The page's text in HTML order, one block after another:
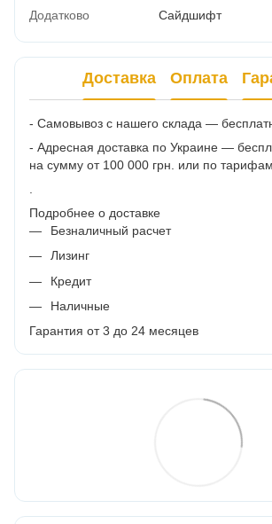
Додатково
Сайдшифт
Доставка Оплата
- Самовывоз с нашего склада —
- Адресная доставка по Украине —
на сумму от 100 000 грн. или по тарифам
Подробнее о доставке
Безналичный расчет
Лизинг
Кредит
Наличные
Гарантия от 3 до 24 месяцев